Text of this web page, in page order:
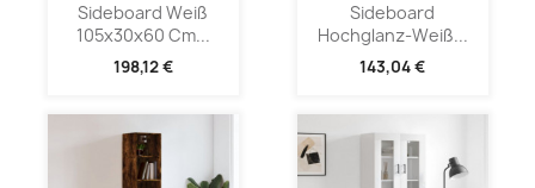
Sideboard Weiß
105x30x60 Cm...
198,12 €
Sideboard
Hochglanz-Weiß...
143,04 €